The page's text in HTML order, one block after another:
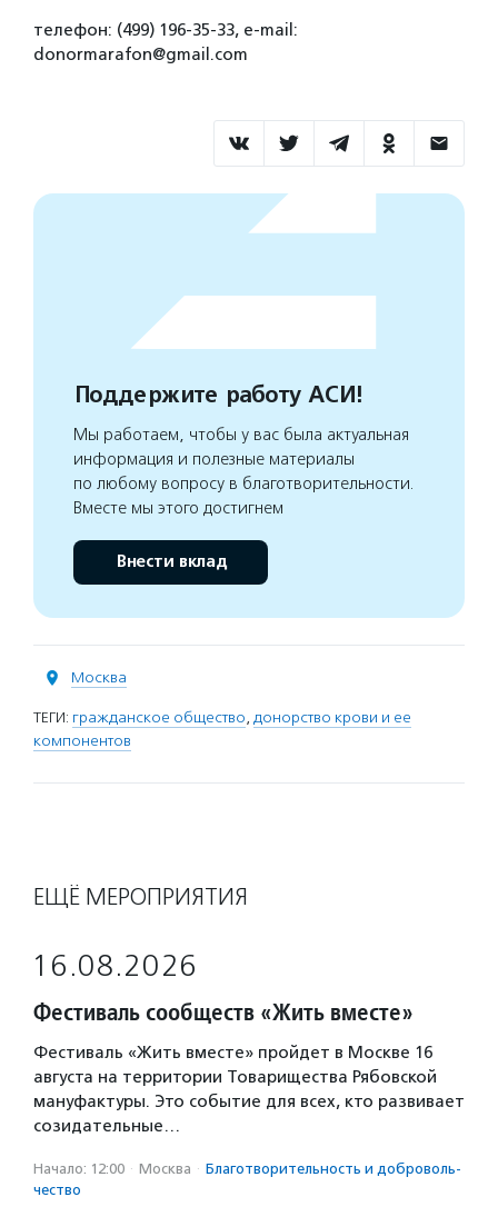
телефон: (499) 196-35-33, e-mail:
donormarafon@gmail.com
Поддержите работу АСИ!
Мы работаем, чтобы у вас была актуальная
информация и полезные материалы
по любому вопросу в благотворительности.
Вместе мы этого достигнем
Внести вклад
Москва
ТЕГИ: гражданское общество, донорство крови и ее
компонентов
ЕЩЁ МЕРОПРИЯТИЯ
16.08.2026
Фестиваль сообществ «Жить вместе»
Фестиваль «Жить вместе» пройдет в Москве 16
августа на территории Товарищества Рябовской
мануфактуры. Это событие для всех, кто развивает
созидательные…
Начало: 12:00 · Москва · Благотвори­тель­ность и доброволь­
чест­во